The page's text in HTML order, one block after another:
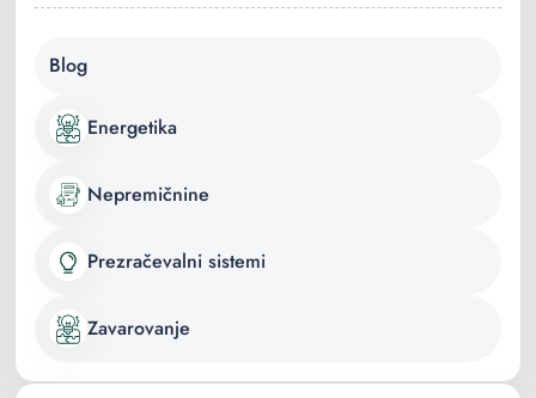
Blog
Energetika
Nepremičnine
Prezračevalni sistemi
Zavarovanje